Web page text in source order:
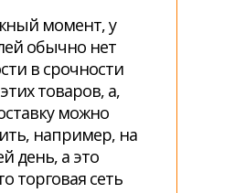
момент, у
обычно нет
в срочности
товаров, а,
можно
например, на
день, а это
торговая сеть